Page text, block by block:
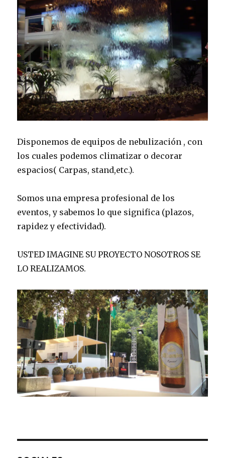
Disponemos de equipos de nebulización , con
los cuales podemos climatizar o decorar
espacios( Carpas, stand,etc.).
Somos una empresa profesional de los
eventos, y sabemos lo que significa (plazos,
rapidez y efectividad).
USTED IMAGINE SU PROYECTO NOSOTROS SE
LO REALIZAMOS.